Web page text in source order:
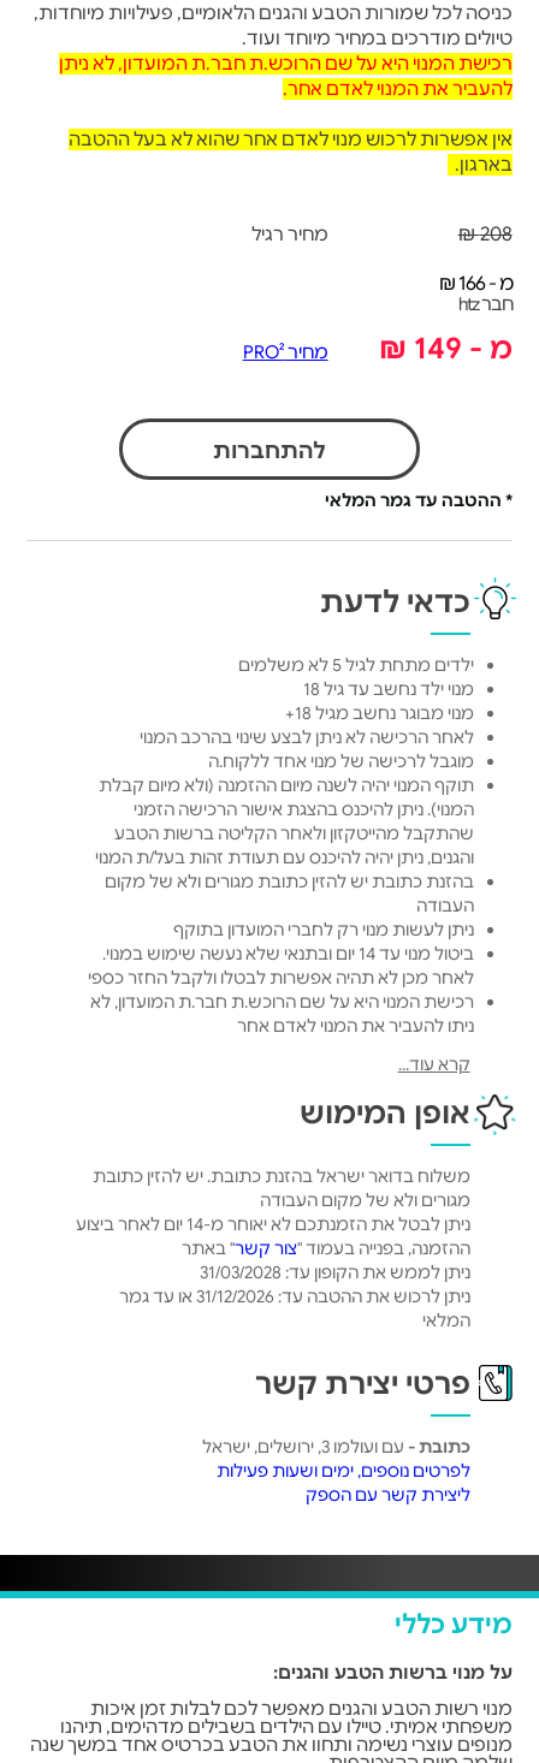
כניסה לכל שמורות הטבע והגנים הלאומיים, פעילויות מיוחדות,
טיולים מודרכים במחיר מיוחד ועוד.
רכישת המנוי היא על שם הרוכש.ת חבר.ת המועדון, לא ניתן
להעביר את המנוי לאדם אחר.
אין אפשרות לרכוש מנוי לאדם אחר שהוא לא בעל ההטבה
בארגון.
208 ₪ מחיר רגיל
מ - 166 ₪
חבר htz
מ - 149 ₪ מחיר PRO²
להתחברות
* ההטבה עד גמר המלאי
כדאי לדעת
ילדים מתחת לגיל 5 לא משלמים
מנוי ילד נחשב עד גיל 18
מנוי מבוגר נחשב מגיל 18+
לאחר הרכישה לא ניתן לבצע שינוי בהרכב המנוי
מוגבל לרכישה של מנוי אחד ללקוח.ה
תוקף המנוי יהיה לשנה מיום ההזמנה (ולא מיום קבלת
המנוי). ניתן להיכנס בהצגת אישור הרכישה הזמני
שהתקבל מהייטקזון ולאחר הקליטה ברשות הטבע
והגנים, ניתן יהיה להיכנס עם תעודת זהות בעל/ת המנוי
בהזנת כתובת יש להזין כתובת מגורים ולא של מקום
העבודה
ניתן לעשות מנוי רק לחברי המועדון בתוקף
ביטול מנוי עד 14 יום ובתנאי שלא נעשה שימוש במנוי.
לאחר מכן לא תהיה אפשרות לבטלו ולקבל החזר כספי
רכישת המנוי היא על שם הרוכש.ת חבר.ת המועדון, לא
ניתן להעביר את המנוי לאדם אחר
קרא עוד...
אופן המימוש
משלוח בדואר ישראל בהזנת כתובת. יש להזין כתובת
מגורים ולא של מקום העבודה
ניתן לבטל את הזמנתכם לא יאוחר מ-14 יום לאחר ביצוע
ההזמנה, בפנייה בעמוד "צור קשר" באתר
ניתן לממש את הקופון עד: 31/03/2028
ניתן לרכוש את ההטבה עד: 31/12/2026 או עד גמר
המלאי
פרטי יצירת קשר
כתובת - עם ועולמו 3, ירושלים, ישראל
לפרטים נוספים, ימים ושעות פעילות
ליצירת קשר עם הספק
מידע כללי
על מנוי ברשות הטבע והגנים:
מנוי רשות הטבע והגנים מאפשר לכם לבלות זמן איכות
משפחתי אמיתי. טיילו עם הילדים בשבילים מדהימים, תיהנו
מנופים עוצרי נשימה ותחוו את הטבע בכרטיס אחד במשך שנה